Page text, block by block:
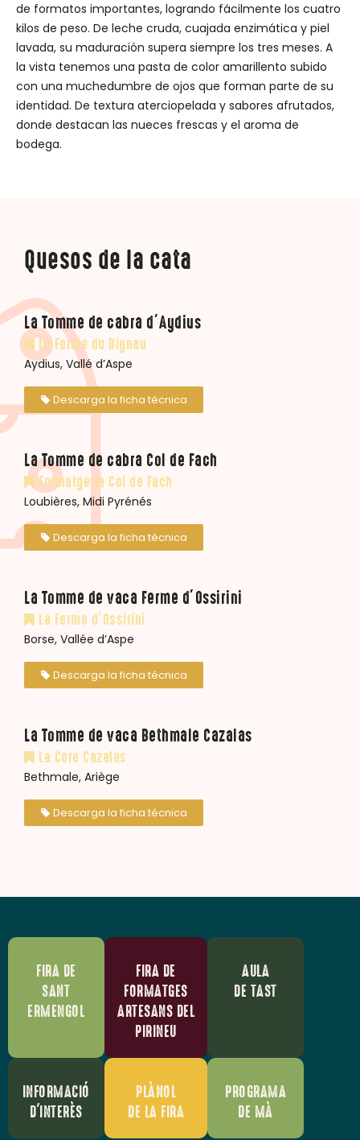
de formatos importantes, logrando fácilmente los cuatro
kilos de peso. De leche cruda, cuajada enzimática y piel
lavada, su maduración supera siempre los tres meses. A
la vista tenemos una pasta de color amarillento subido
con una muchedumbre de ojos que forman parte de su
identidad. De textura aterciopelada y sabores afrutados,
donde destacan las nueces frescas y el aroma de
bodega.
Quesos de la cata
La Tomme de cabra d’Aydius
La Ferme du Bignau
Aydius, Vallé d’Aspe
Descarga la ficha técnica
La Tomme de cabra Col de Fach
Formatgeria Col de Fach
Loubières, Midi Pyrénés
Descarga la ficha técnica
La Tomme de vaca Ferme d’Ossirini
La Ferme d’Ossirini
Borse, Vallée d’Aspe
Descarga la ficha técnica
La Tomme de vaca Bethmale Cazalas
La Core Cazalas
Bethmale, Ariège
Descarga la ficha técnica
FIRA DE
SANT
ERMENGOL
FIRA DE
FORMATGES
ARTESANS DEL
PIRINEU
AULA
DE TAST
INFORMACIÓ
D'INTERÈS
PLÀNOL
DE LA FIRA
PROGRAMA
DE MÀ